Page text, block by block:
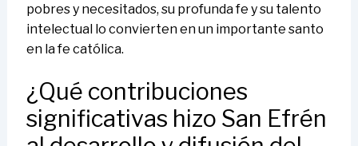
pobres y necesitados, su profunda fe y su talento
intelectual lo convierten en un importante santo
en la fe católica.
¿Qué contribuciones
significativas hizo San Efrén